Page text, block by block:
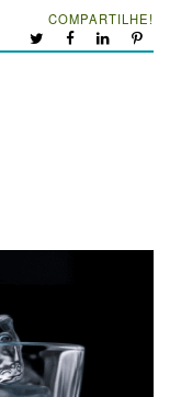
COMPARTILHE!